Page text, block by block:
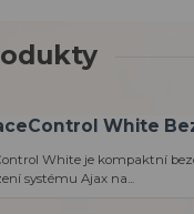
White
White je kompaktní
systému Ajax na...